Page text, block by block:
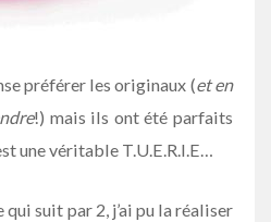
préférer les originaux (et en
!) mais ils ont été parfaits
une véritable T.U.E.R.I.E…
suit par 2, j’ai pu la réaliser